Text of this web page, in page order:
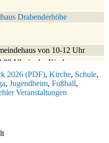
Drabenderhöhe
von 10-12 Uhr
Uhr in der Kirche
in der Kirche oder im Ev.
um 11:00 Uhr
Gemeindehaus von 16-20
in der Kirche um 18:30
2026 (PDF), Kirche, Schule,
, Jugendheim, Fußball,
Veranstaltungen